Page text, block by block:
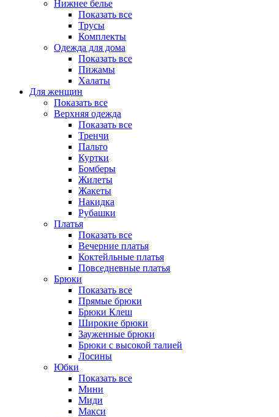
Нижнее белье
Показать все
Трусы
Комплекты
Одежда для дома
Показать все
Пижамы
Халаты
Для женщин
Показать все
Верхняя одежда
Показать все
Тренчи
Пальто
Куртки
Бомберы
Жилеты
Жакеты
Накидка
Рубашки
Платья
Показать все
Вечерние платья
Коктейльные платья
Повседневные платья
Брюки
Показать все
Прямые брюки
Брюки Клеш
Широкие брюки
Зауженные брюки
Брюки с высокой талией
Лосины
Юбки
Показать все
Мини
Миди
Макси